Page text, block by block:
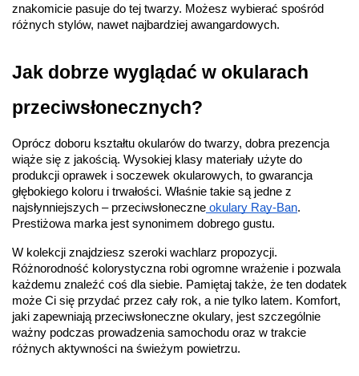
znakomicie pasuje do tej twarzy. Możesz wybierać spośród
różnych stylów, nawet najbardziej awangardowych.
Jak dobrze wyglądać w okularach
przeciwsłonecznych?
Oprócz doboru kształtu okularów do twarzy, dobra prezencja
wiąże się z jakością. Wysokiej klasy materiały użyte do
produkcji oprawek i soczewek okularowych, to gwarancja
głębokiego koloru i trwałości. Właśnie takie są jedne z
najsłynniejszych – przeciwsłoneczne okulary Ray-Ban.
Prestiżowa marka jest synonimem dobrego gustu.
W kolekcji znajdziesz szeroki wachlarz propozycji.
Różnorodność kolorystyczna robi ogromne wrażenie i pozwala
każdemu znaleźć coś dla siebie. Pamiętaj także, że ten dodatek
może Ci się przydać przez cały rok, a nie tylko latem. Komfort,
jaki zapewniają przeciwsłoneczne okulary, jest szczególnie
ważny podczas prowadzenia samochodu oraz w trakcie
różnych aktywności na świeżym powietrzu.